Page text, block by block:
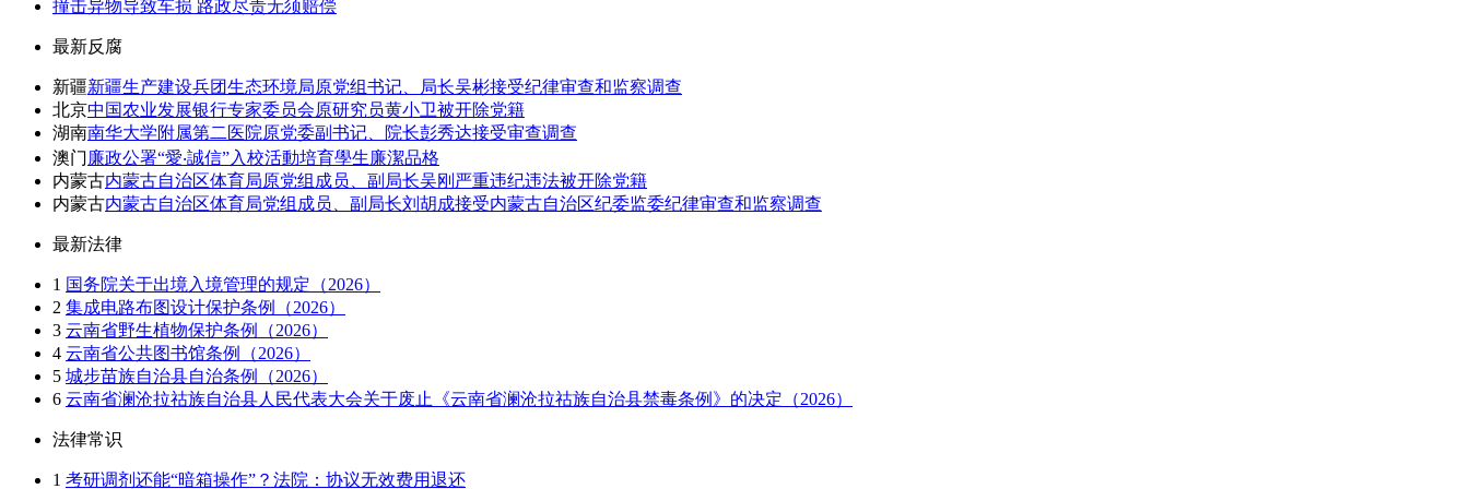
撞击异物导致车损 路政尽责无须赔偿
最新反腐
新疆新疆生产建设兵团生态环境局原党组书记、局长吴彬接受纪律审查和监察调查
北京中国农业发展银行专家委员会原研究员黄小卫被开除党籍
湖南南华大学附属第二医院原党委副书记、院长彭秀达接受审查调查
澳门 廉政公署“愛‧誠信”入校活動培育學生廉潔品格
内蒙古内蒙古自治区体育局原党组成员、副局长吴刚严重违纪违法被开除党籍
内蒙古内蒙古自治区体育局党组成员、副局长刘胡成接受内蒙古自治区纪委监委纪律审查和监察调查
最新法律
1 国务院关于出境入境管理的规定（2026）
2 集成电路布图设计保护条例（2026）
3 云南省野生植物保护条例（2026）
4 云南省公共图书馆条例（2026）
5 城步苗族自治县自治条例（2026）
6 云南省澜沧拉祜族自治县人民代表大会关于废止《云南省澜沧拉祜族自治县禁毒条例》的决定（2026）
法律常识
1 考研调剂还能“暗箱操作”？法院：协议无效费用退还